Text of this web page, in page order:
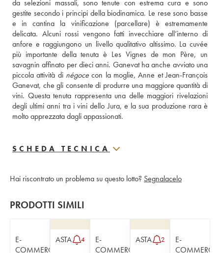
da selezioni massali, sono tenute con estrema cura e sono
gestite secondo i principi della biodinamica. Le rese sono basse
e in cantina la vinificazione (parcellare) è estremamente
delicata. Alcuni rossi vengono fatti invecchiare all’interno di
anfore e raggiungono un livello qualitativo altissimo. La cuvée
più importante della tenuta è Les Vignes de mon Père, un
savagnin affinato per dieci anni. Ganevat ha anche avviato una
piccola attività di négoce con la moglie, Anne et Jean-François
Ganevat, che gli consente di produrre una maggiore quantità di
vini. Questa tenuta rappresenta una delle maggiori rivelazioni
degli ultimi anni tra i vini dello Jura, e la sua produzione rara è
molto apprezzata dagli appassionati.
SCHEDA TECNICA
Hai riscontrato un problema su questo lotto? Segnalacelo
PRODOTTI SIMILI
E-
COMMERCE
ASTA 4
E-
COMMERCE
ASTA 2
E-
COMMERCE